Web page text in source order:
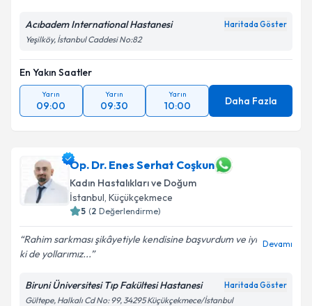
Acıbadem International Hastanesi Haritada Göster
Yeşilköy, İstanbul Caddesi No:82
En Yakın Saatler
Yarın
09:00
Yarın
09:30
Yarın
10:00 Daha Fazla
Op. Dr. Enes Serhat Coşkun
Kadın Hastalıkları ve Doğum
İstanbul, Küçükçekmece
5 (2 Değerlendirme)
Rahim sarkması şikâyetiyle kendisine başvurdum ve iyi
ki de yollarımız...
Devamı
Biruni Üniversitesi Tıp Fakültesi Hastanesi Haritada Göster
Gültepe, Halkalı Cd No: 99, 34295 Küçükçekmece/İstanbul